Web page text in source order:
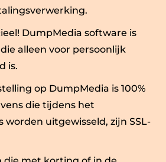
DumpMedia software is
alleen voor persoonlijk
is.
op DumpMedia is 100%
die tijdens het
worden uitgewisseld, zijn SSL-